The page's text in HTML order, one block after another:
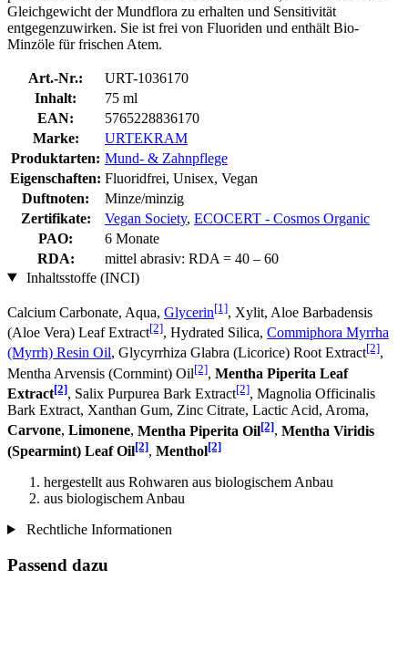
Gleichgewicht der Mundflora zu erhalten und Sensitivität
entgegenzuwirken. Sie ist frei von Fluoriden und enthält Bio-
Minzöle für frischen Atem.
Art.-Nr.:
URT-1036170
Inhalt:
75 ml
EAN:
5765228836170
Marke:
URTEKRAM
Produktarten: Mund- & Zahnpflege
Eigenschaften: Fluoridfrei, Unisex, Vegan
Duftnoten:
Minze/minzig
Zertifikate:
Vegan Society, ECOCERT - Cosmos Organic
PAO:
6 Monate
RDA:
mittel abrasiv: RDA = 40 – 60
Inhaltsstoffe (INCI)
Calcium Carbonate, Aqua, Glycerin[1], Xylit, Aloe Barbadensis
(Aloe Vera) Leaf Extract[2], Hydrated Silica, Commiphora Myrrha
(Myrrh) Resin Oil, Glycyrrhiza Glabra (Licorice) Root Extract[2],
Mentha Arvensis (Cornmint) Oil[2], Mentha Piperita Leaf
Extract[2], Salix Purpurea Bark Extract[2], Magnolia Officinalis
Bark Extract, Xanthan Gum, Zinc Citrate, Lactic Acid, Aroma,
Carvone, Limonene, Mentha Piperita Oil[2], Mentha Viridis
(Spearmint) Leaf Oil[2], Menthol[2]
hergestellt aus Rohwaren aus biologischem Anbau
aus biologischem Anbau
Rechtliche Informationen
Passend dazu